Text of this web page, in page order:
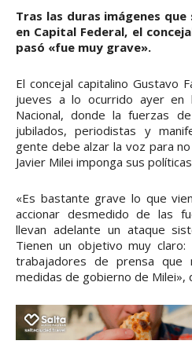
Tras las duras imágenes
en Capital Federal, el
pasó «fue muy grave».
El concejal capitalino Gustavo
jueves a lo ocurrido ayer en
Nacional, donde la fuerzas
jubilados, periodistas y
gente debe alzar la voz para
Javier Milei imponga sus
«Es bastante grave lo que
accionar desmedido de las
llevan adelante un ataque
Tienen un objetivo muy
trabajadores de prensa que
medidas de gobierno de Milei»,